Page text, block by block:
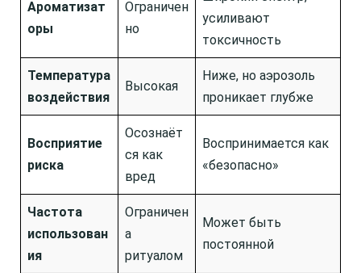
Ароматизат
оры
Ограничен
но
усиливают
токсичность
Температура
воздействия
Высокая
Ниже, но аэрозоль
проникает глубже
Восприятие
риска
Осознаёт
ся как
вред
Воспринимается как
«безопасно»
Частота
использован
ия
Ограничен
а
ритуалом
Может быть
постоянной